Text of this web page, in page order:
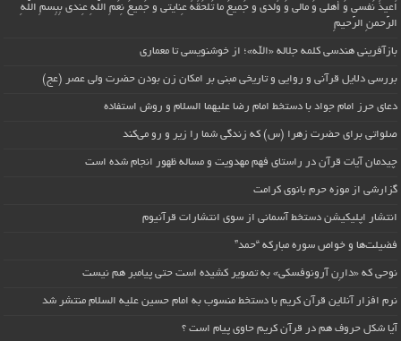
اُعیذُ نَفسی وَ أهلی وَ مالی وَ وُلدی و جَمیعَ ما تَلحَقُهُ عِنایتی و جَمیعَ نِعَمِ اللّهِ عِندی بِبِسمِ اللّهِ
الرَّحمنِ الرَّحیمِ
بازآفرینی هندسی کلمه جلاله «الله»؛ از خوشنویسی تا معماری
بررسی دلایل قرآنی و روایی و تاریخی مبنی بر امکان زن بودن حضرت ولی عصر (عج)
دعای حرز امام جواد با دستخط امام رضا علیهما السلام و روش استفاده
صلواتی برای حضرت زهرا (س) که زندگی شما را زیر و رو می‌کند
چیدمان آیات قرآن در راستای فهم مهدویت و مساله ظهور انجام شده است
گزارشی از موزه حرم بانوی کرامت
انتشار اپلیکیشن دستخط آسمانی از سوی انتشارات قرآنیوم
فضیلت‌ها و خواص سوره مبارکه “حمد”
نوحی که «دارِن آرونوفسکی» به تصویر کشیده است حتی پیامبر هم نیست
نرم افزار آنلاین قرآن کریم با دستخط منسوب به امام حسین علیه السلام منتشر شد
آیا شکل حروف هم در قرآن کریم حاوی پیام است ؟